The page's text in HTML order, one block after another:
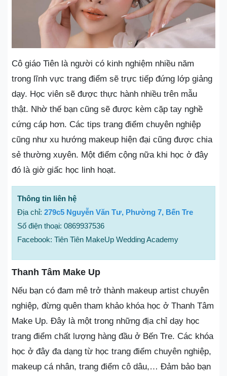
Cô giáo Tiên là người có kinh nghiệm nhiều năm
trong lĩnh vực trang điểm sẽ trực tiếp đứng lớp giảng
dạy. Học viên sẽ được thực hành nhiều trên mẫu
thật. Nhờ thế bạn cũng sẽ được kèm cặp tay nghề
cứng cáp hơn. Các tips trang điểm chuyên nghiệp
cũng như xu hướng makeup hiện đại cũng được chia
sẻ thường xuyên. Một điểm cộng nữa khi học ở đây
đó là giờ giấc học linh hoạt.
Thông tin liên hệ
Địa chỉ: 279c5 Nguyễn Văn Tư, Phường 7, Bến Tre
Số điện thoại: 0869937536
Facebook: Tiên Tiên MakeUp Wedding Academy
Thanh Tâm Make Up
Nếu bạn có đam mê trở thành makeup artist chuyên
nghiệp, đừng quên tham khảo khóa học ở Thanh Tâm
Make Up. Đây là một trong những địa chỉ dạy học
trang điểm chất lượng hàng đầu ở Bến Tre. Các khóa
học ở đây đa dạng từ học trang điểm chuyên nghiệp,
makeup cá nhân, trang điểm cô dâu,… Đảm bảo bạn